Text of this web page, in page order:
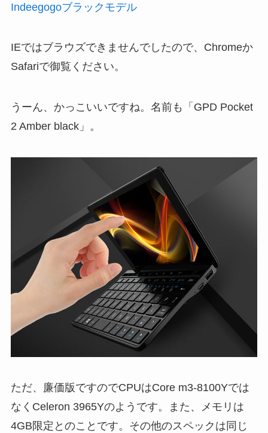
Indeegogoブラックモデル
IEではブラウズできませんでしたので、Chromeか
Safariで御覧ください。
うーん、かっこいいですね。名前も「GPD Pocket
2 Amber black」。
ただ、廉価版ですのでCPUはCore m3-8100Yでは
なくCeleron 3965Yのようです。また、メモリは
4GB限定とのことです。その他のスペックは同じ